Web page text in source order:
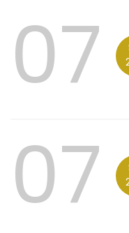
07
07